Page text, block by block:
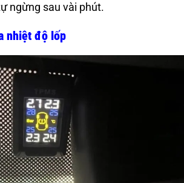
ngừng sau vài phút.
nhiệt độ lốp